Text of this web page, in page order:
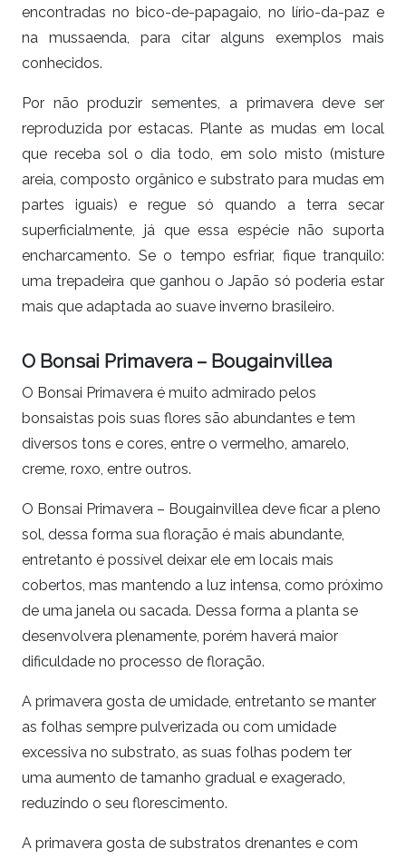
encontradas no bico-de-papagaio, no lírio-da-paz e
na mussaenda, para citar alguns exemplos mais
conhecidos.
Por não produzir sementes, a primavera deve ser
reproduzida por estacas. Plante as mudas em local
que receba sol o dia todo, em solo misto (misture
areia, composto orgânico e substrato para mudas em
partes iguais) e regue só quando a terra secar
superficialmente, já que essa espécie não suporta
encharcamento. Se o tempo esfriar, fique tranquilo:
uma trepadeira que ganhou o Japão só poderia estar
mais que adaptada ao suave inverno brasileiro.
O Bonsai Primavera – Bougainvillea
O Bonsai Primavera é muito admirado pelos
bonsaistas pois suas flores são abundantes e tem
diversos tons e cores, entre o vermelho, amarelo,
creme, roxo, entre outros.
O Bonsai Primavera – Bougainvillea deve ficar a pleno
sol, dessa forma sua floração é mais abundante,
entretanto é possível deixar ele em locais mais
cobertos, mas mantendo a luz intensa, como próximo
de uma janela ou sacada. Dessa forma a planta se
desenvolvera plenamente, porém haverá maior
dificuldade no processo de floração.
A primavera gosta de umidade, entretanto se manter
as folhas sempre pulverizada ou com umidade
excessiva no substrato, as suas folhas podem ter
uma aumento de tamanho gradual e exagerado,
reduzindo o seu florescimento.
A primavera gosta de substratos drenantes e com